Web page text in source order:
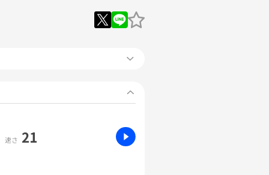
速さ 21